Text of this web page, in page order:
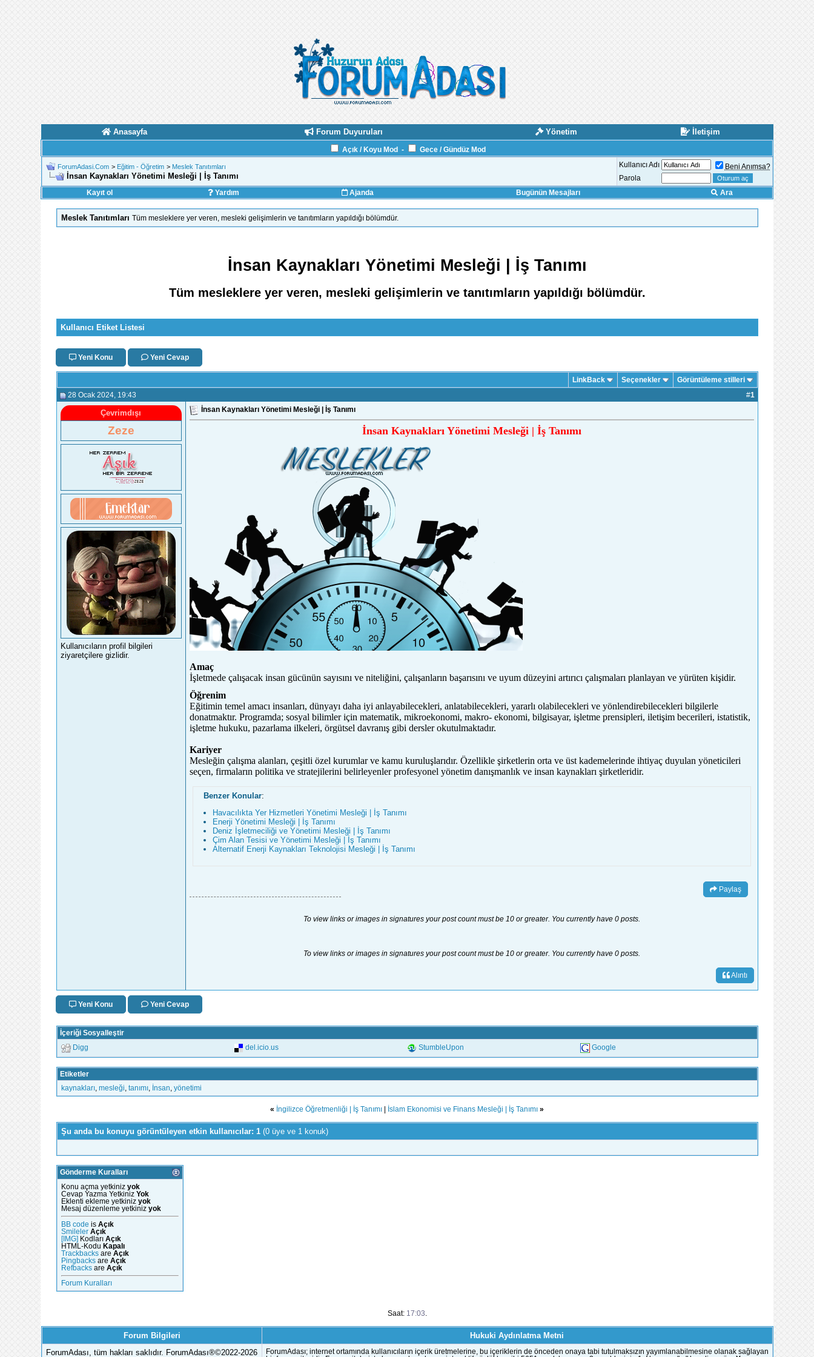
Anasayfa Forum Duyuruları Yönetim İletişim
Açık / Koyu Mod - Gece / Gündüz Mod
ForumAdasi.Com > Eğitim - Öğretim > Meslek Tanıtımları
İnsan Kaynakları Yönetimi Mesleği | İş Tanımı
Kullanıcı Adı
Beni Anımsa?
Parola
Kayıt ol
Yardım Ajanda Bugünün Mesajları Ara
Meslek Tanıtımları Tüm mesleklere yer veren, mesleki gelişimlerin ve tanıtımların yapıldığı bölümdür.
İnsan Kaynakları Yönetimi Mesleği | İş Tanımı
Tüm mesleklere yer veren, mesleki gelişimlerin ve tanıtımların yapıldığı bölümdür.
Kullanıcı Etiket Listesi
Yeni Konu Yeni Cevap
LinkBack Seçenekler Görüntüleme stilleri
28 Ocak 2024, 19:43 #1
Çevrimdışı
Zeze
Kullanıcıların profil bilgileri
ziyaretçilere gizlidir.
İnsan Kaynakları Yönetimi Mesleği | İş Tanımı
İnsan Kaynakları Yönetimi Mesleği | İş Tanımı
Amaç
İşletmede çalışacak insan gücünün sayısını ve niteliğini, çalışanların başarısını ve uyum düzeyini artırıcı çalışmaları planlayan ve yürüten kişidir.
Öğrenim
Eğitimin temel amacı insanları, dünyayı daha iyi anlayabilecekleri, anlatabilecekleri, yararlı olabilecekleri ve yönlendirebilecekleri bilgilerle
donatmaktır. Programda; sosyal bilimler için matematik, mikroekonomi, makro- ekonomi, bilgisayar, işletme prensipleri, iletişim becerileri, istatistik,
işletme hukuku, pazarlama ilkeleri, örgütsel davranış gibi dersler okutulmaktadır.
Kariyer
Mesleğin çalışma alanları, çeşitli özel kurumlar ve kamu kuruluşlarıdır. Özellikle şirketlerin orta ve üst kademelerinde ihtiyaç duyulan yöneticileri
seçen, firmaların politika ve stratejilerini belirleyenler profesyonel yönetim danışmanlık ve insan kaynakları şirketleridir.
Benzer Konular:
Havacılıkta Yer Hizmetleri Yönetimi Mesleği | İş Tanımı
Enerji Yönetimi Mesleği | İş Tanımı
Deniz İşletmeciliği ve Yönetimi Mesleği | İş Tanımı
Çim Alan Tesisi ve Yönetimi Mesleği | İş Tanımı
Alternatif Enerji Kaynakları Teknolojisi Mesleği | İş Tanımı
Paylaş
To view links or images in signatures your post count must be 10 or greater. You currently have 0 posts.
To view links or images in signatures your post count must be 10 or greater. You currently have 0 posts.
Alıntı
Yeni Konu Yeni Cevap
İçeriği Sosyalleştir
Digg del.icio.us StumbleUpon Google
Etiketler
kaynakları, mesleği tanımı, İnsan yönetimi
« İngilizce Öğretmenliği | İş Tanımı İslam Ekonomisi ve Finans Mesleği | İş Tanımı »
Şu anda bu konuyu görüntüleyen etkin kullanıcılar: 1 (0 üye ve 1 konuk)
Gönderme Kuralları
Konu açma yetkiniz yok
Cevap Yazma Yetkiniz Yok
Eklenti ekleme yetkiniz yok
Mesaj düzenleme yetkiniz yok
BB code is Açık
Smileler Açık
[IMG] Kodları Açık
HTML-Kodu Kapalı
Trackbacksare Açık
Pingbacksare Açık
Refbacksare Açık
Forum Kuralları
Saat: 17:03
Forum Bilgileri
Hukuki Aydınlatma Metni
ForumAdası, tüm hakları saklıdır. ForumAdası®©2022-2026
ForumAdası; internet ortamında kullanıcıların içerik üretmelerine, bu içeriklerin de önceden onaya tabi tutulmaksızın yayımlanabilmesine olanak sağlayan